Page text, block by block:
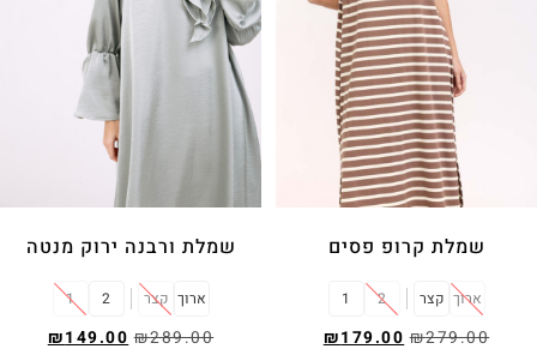
שמלת קרופ פסים
ארוך קצר 2
1
₪279.00
₪179.00
שמלת ורבנה ירוק מנטה
ארוך קצר 2
1
₪289.00
₪149.00